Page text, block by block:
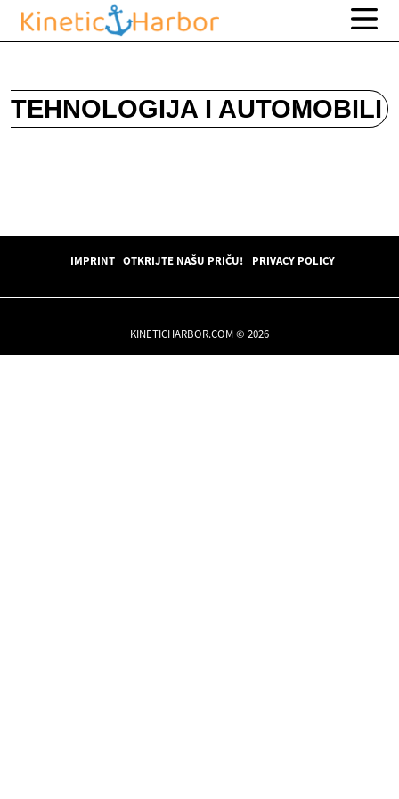
TEHNOLOGIJA I AUTOMOBILI
IMPRINT OTKRIJTE NAŠU PRIČU! PRIVACY POLICY
KINETICHARBOR.COM © 2026